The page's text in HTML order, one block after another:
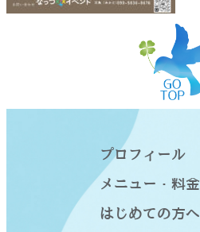
プロフィール
メニュー・料金
はじめての方へ